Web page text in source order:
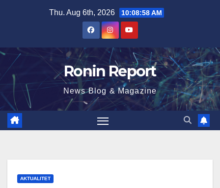
Thu. Aug 6th, 2026 10:08:59 AM
Ronin Report
News Blog & Magazine
AKTUALITET